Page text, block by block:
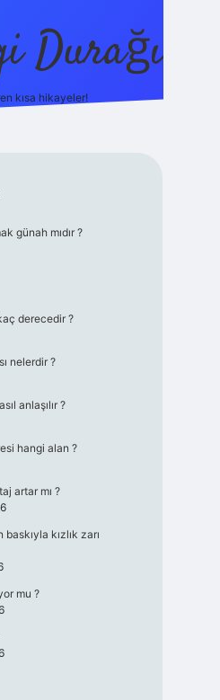
Durağı
kısa hikayeler!
günah mıdır ?
derecedir ?
nelerdir ?
anlaşılır ?
hangi alan ?
artar mı ?
kızlık zarı
mu ?